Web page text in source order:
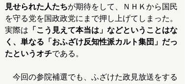
見せられた人たちが期待をして、ＮＨＫから国民
を守る党を国政政党にまで押し上げてしまった。
実際は 「こう見えて本当は」などということはな
く、単なる「おふざけ反知性派カルト集団」だっ
たというオチである。
今回の参院補選でも、ふざけた政見放送をする